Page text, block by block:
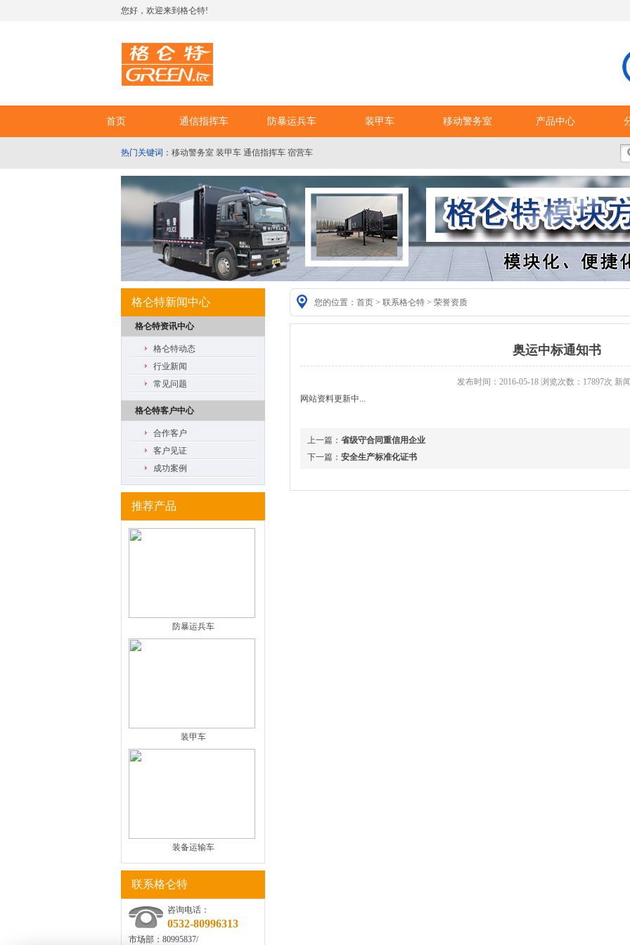
您好，欢迎来到格仑特!
首页 通信指挥车 防暴运兵车 装甲车 移动警务室 产品中心
热门关键词： 移动警务室 装甲车 通信指挥车 宿营车
格仑特新闻中心
格仑特资讯中心
格仑特动态
行业新闻
常见问题
格仑特客户中心
合作客户
客户见证
成功案例
推荐产品
防暴运兵车
装甲车
装备运输车
联系格仑特
咨询电话：
0532-80996313
市场部：80995837/
您的位置： 首页 > 联系格仑特 > 荣誉资质
奥运中标通知书
发布时间：2016-05-18 浏览次数：17897次 新
网站资料更新中...
上一篇： 省级守合同重信用企业
下一篇： 安全生产标准化证书